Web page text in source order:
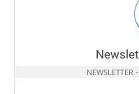
NEWSLETTER